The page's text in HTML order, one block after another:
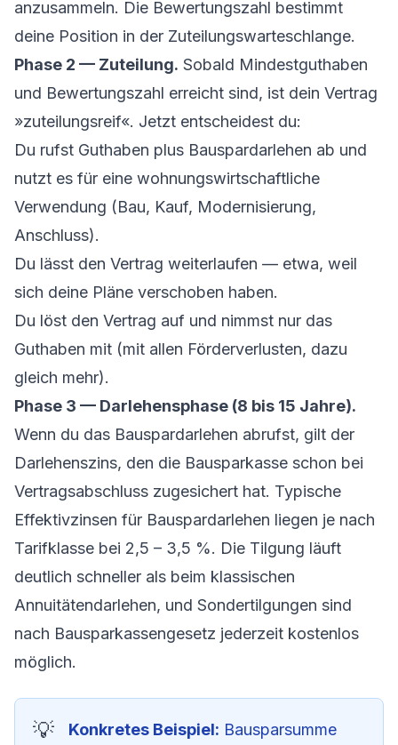
anzusammeln. Die Bewertungszahl bestimmt
deine Position in der Zuteilungswarteschlange.
Phase 2 — Zuteilung. Sobald Mindestguthaben
und Bewertungszahl erreicht sind, ist dein Vertrag
»zuteilungsreif«. Jetzt entscheidest du:
Du rufst Guthaben plus Bauspardarlehen ab und
nutzt es für eine wohnungswirtschaftliche
Verwendung (Bau, Kauf, Modernisierung,
Anschluss).
Du lässt den Vertrag weiterlaufen — etwa, weil
sich deine Pläne verschoben haben.
Du löst den Vertrag auf und nimmst nur das
Guthaben mit (mit allen Förderverlusten, dazu
gleich mehr).
Phase 3 — Darlehensphase (8 bis 15 Jahre).
Wenn du das Bauspardarlehen abrufst, gilt der
Darlehenszins, den die Bausparkasse schon bei
Vertragsabschluss zugesichert hat. Typische
Effektivzinsen für Bauspardarlehen liegen je nach
Tarifklasse bei 2,5 – 3,5 %. Die Tilgung läuft
deutlich schneller als beim klassischen
Annuitätendarlehen, und Sondertilgungen sind
nach Bausparkassengesetz jederzeit kostenlos
möglich.
Konkretes Beispiel: Bausparsumme